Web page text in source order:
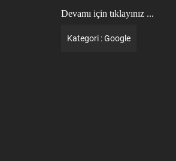
Devamı için tıklayınız ...
Kategori :Google